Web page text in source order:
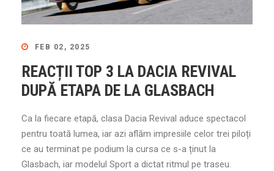
FEB 02, 2025
REACȚII TOP 3 LA DACIA REVIVAL
DUPĂ ETAPA DE LA GLASBACH
Ca la fiecare etapă, clasa Dacia Revival aduce spectacol
pentru toată lumea, iar azi aflăm impresiile celor trei piloți
ce au terminat pe podium la cursa ce s-a ținut la
Glasbach, iar modelul Sport a dictat ritmul pe traseu.